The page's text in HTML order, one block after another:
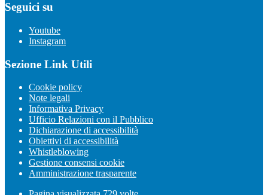
Seguici su
Youtube
Instagram
Sezione Link Utili
Cookie policy
Note legali
Informativa Privacy
Ufficio Relazioni con il Pubblico
Dichiarazione di accessibilità
Obiettivi di accessibilità
Whistleblowing
Gestione consensi cookie
Amministrazione trasparente